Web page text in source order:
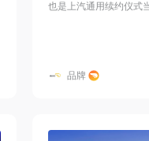
也是上汽通用续约仪式
品牌